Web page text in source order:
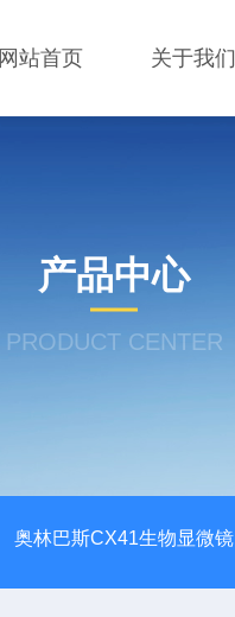
网站首页 关于我们
产品中心
PRODUCT CENTER
奥林巴斯CX41生物显微镜